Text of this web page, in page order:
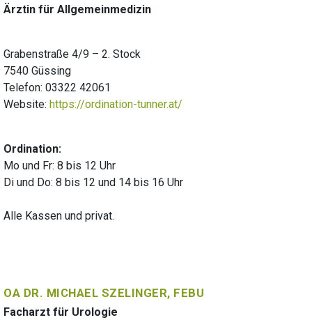
Ärztin für Allgemeinmedizin
Grabenstraße 4/9 – 2. Stock
7540 Güssing
Telefon: 03322 42061
Website: https://ordination-tunner.at/
Ordination:
Mo und Fr: 8 bis 12 Uhr
Di und Do: 8 bis 12 und 14 bis 16 Uhr
Alle Kassen und privat.
OA DR. MICHAEL SZELINGER, FEBU
Facharzt für Urologie